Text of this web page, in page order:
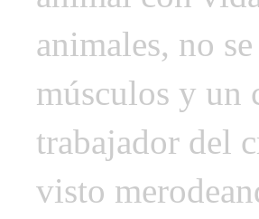
animales, no
músculos y un
trabajador del
visto